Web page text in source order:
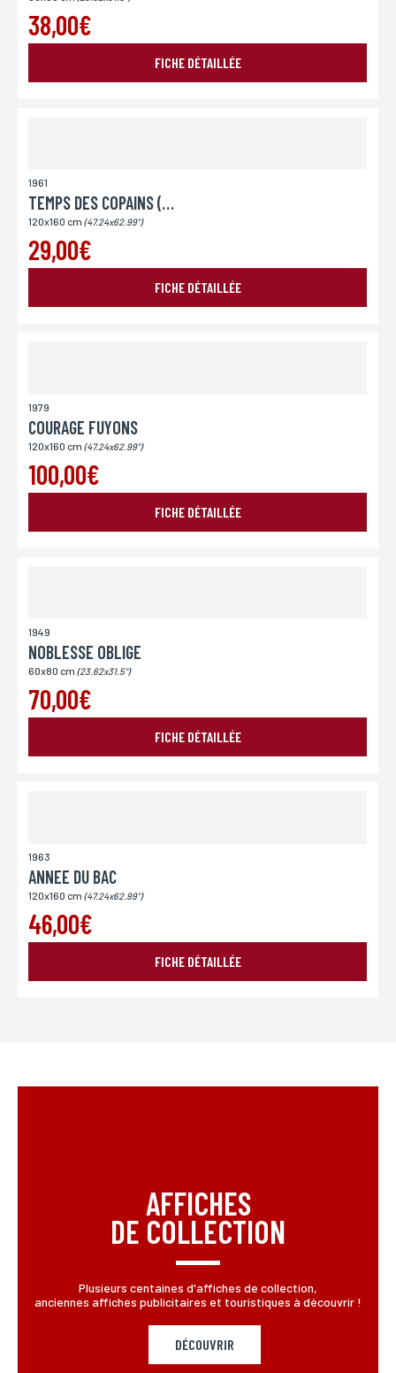
L’Incartade - 51 rue Basse, 59800 Lille.
38,00€
FICHE DÉTAILLÉE
1961
TEMPS DES COPAINS (LE)
120x160 cm (47.24x62.99")
29,00€
FICHE DÉTAILLÉE
1979
COURAGE FUYONS
120x160 cm (47.24x62.99")
100,00€
FICHE DÉTAILLÉE
1949
NOBLESSE OBLIGE
60x80 cm (23.62x31.5")
70,00€
FICHE DÉTAILLÉE
1963
ANNEE DU BAC
120x160 cm (47.24x62.99")
46,00€
FICHE DÉTAILLÉE
AFFICHES
DE COLLECTION
Plusieurs centaines d'affiches de collection,
anciennes affiches publicitaires et touristiques à découvrir !
DÉCOUVRIR